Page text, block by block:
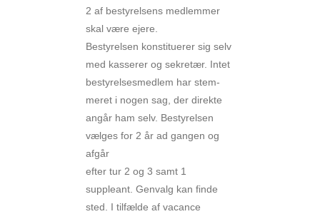
2 af bestyrelsens medlemmer
skal være ejere.
Bestyrelsen konstituerer sig selv
med kasserer og sekretær. Intet
bestyrelsesmedlem har stem-
meret i nogen sag, der direkte
angår ham selv. Bestyrelsen
vælges for 2 år ad gangen og
afgår
efter tur 2 og 3 samt 1
suppleant. Genvalg kan finde
sted. I tilfælde af vacance